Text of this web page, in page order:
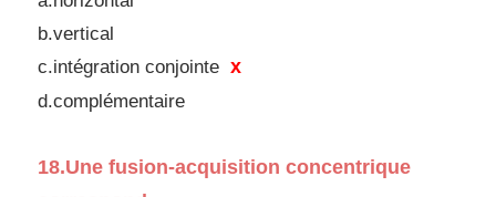
b.vertical
c.intégration conjointe x
d.complémentaire
18.Une fusion-acquisition concentrique